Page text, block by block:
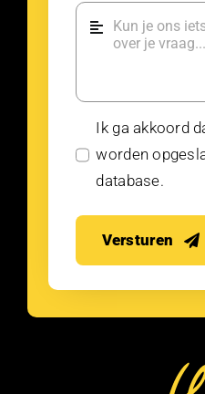
Ik ga akkoord
worden
database.
Versturen